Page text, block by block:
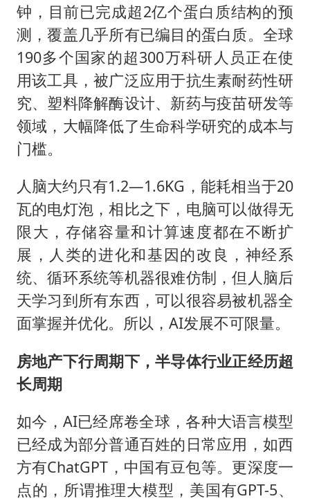
钟，目前已完成超2亿个蛋白质结构的预
测，覆盖几乎所有已编目的蛋白质。全球
190多个国家的超300万科研人员正在使
用该工具，被广泛应用于抗生素耐药性研
究、塑料降解酶设计、新药与疫苗研发等
领域，大幅降低了生命科学研究的成本与
门槛。
人脑大约只有1.2—1.6KG，能耗相当于20
瓦的电灯泡，相比之下，电脑可以做得无
限大，存储容量和计算速度都在不断扩
展，人类的进化和基因的改良，神经系
统、循环系统等机器很难仿制，但人脑后
天学习到所有东西，可以很容易被机器全
面掌握并优化。所以，AI发展不可限量。
房地产下行周期下，半导体行业正经历超
长周期
如今，AI已经席卷全球，各种大语言模型
已经成为部分普通百姓的日常应用，如西
方有ChatGPT，中国有豆包等。更深度一
点的，所谓推理大模型，美国有GPT-5、